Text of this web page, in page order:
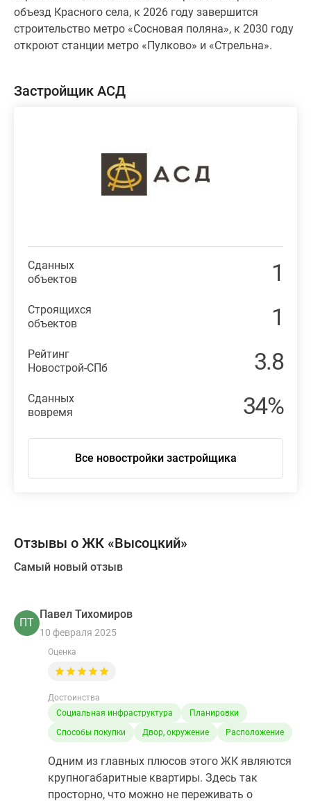
объезд Красного села, к 2026 году завершится
строительство метро «Сосновая поляна», к 2030 году
откроют станции метро «Пулково» и «Стрельна».
Застройщик АСД
Сданных
объектов
1
Строящихся
объектов
1
Рейтинг
Новострой-СПб
3.8
Сданных
вовремя
34%
Все новостройки застройщика
Отзывы о ЖК «Высоцкий»
Самый новый отзыв
ПТ
Павел Тихомиров
10 февраля 2025
Оценка
Достоинства
Социальная инфраструктура
Планировки
Способы покупки
Двор, окружение Расположение
Одним из главных плюсов этого ЖК являются
крупногабаритные квартиры. Здесь так
просторно, что можно не переживать о